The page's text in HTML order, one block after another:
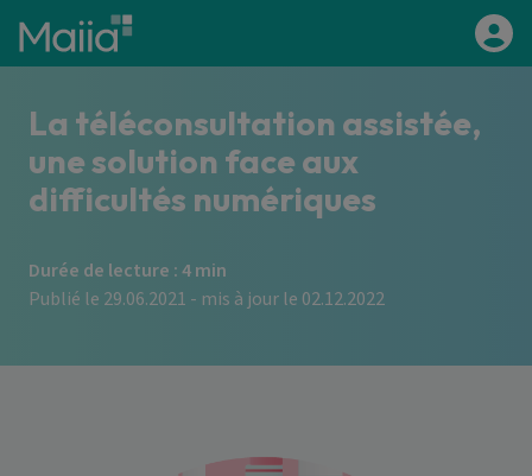
Aller au contenu principal
La téléconsultation assistée,
une solution face aux
difficultés numériques
Durée de lecture : 4 min
Publié le 29.06.2021 - mis à jour le 02.12.2022